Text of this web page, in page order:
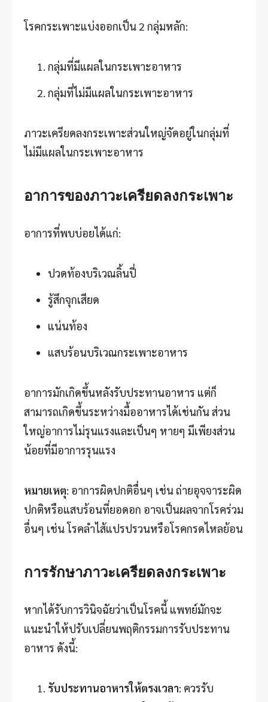
โรคกระเพาะแบ่งออกเป็น 2 กลุ่มหลัก:
กลุ่มที่มีแผลในกระเพาะอาหาร
กลุ่มที่ไม่มีแผลในกระเพาะอาหาร
ภาวะเครียดลงกระเพาะส่วนใหญ่จัดอยู่ในกลุ่มที่
ไม่มีแผลในกระเพาะอาหาร
อาการของภาวะเครียดลงกระเพาะ
อาการที่พบบ่อยได้แก่:
ปวดท้องบริเวณลิ้นปี่
รู้สึกจุกเสียด
แน่นท้อง
แสบร้อนบริเวณกระเพาะอาหาร
อาการมักเกิดขึ้นหลังรับประทานอาหาร แต่ก็
สามารถเกิดขึ้นระหว่างมื้ออาหารได้เช่นกัน ส่วน
ใหญ่อาการไม่รุนแรงและเป็นๆ หายๆ มีเพียงส่วน
น้อยที่มีอาการรุนแรง
หมายเหตุ: อาการผิดปกติอื่นๆ เช่น ถ่ายอุจจาระผิด
ปกติหรือแสบร้อนที่ยอดอก อาจเป็นผลจากโรคร่วม
อื่นๆ เช่น โรคลำไส้แปรปรวนหรือโรคกรดไหลย้อน
การรักษาภาวะเครียดลงกระเพาะ
หากได้รับการวินิจฉัยว่าเป็นโรคนี้ แพทย์มักจะ
แนะนำให้ปรับเปลี่ยนพฤติกรรมการรับประทาน
อาหาร ดังนี้:
รับประทานอาหารให้ตรงเวลา: ควรรับ